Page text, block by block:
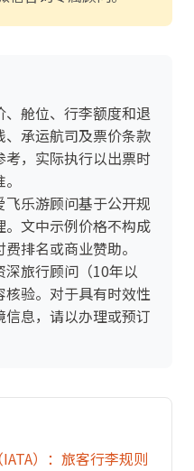
舱位、行李额度和退
承运航司及票价条款
，实际执行以出票时
飞乐游顾问基于公开规
文中示例价格不构成
排名或商业赞助。
深旅行顾问（10年以
验。对于具有时效性
息，请以办理或预订
）：旅客行李规则